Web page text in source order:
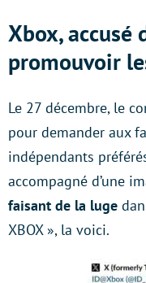
Xbox, accusé
promouvoir
Le 27 décembre, le
pour demander aux
indépendants
accompagné d’une
faisant de la luge
XBOX », la voici.